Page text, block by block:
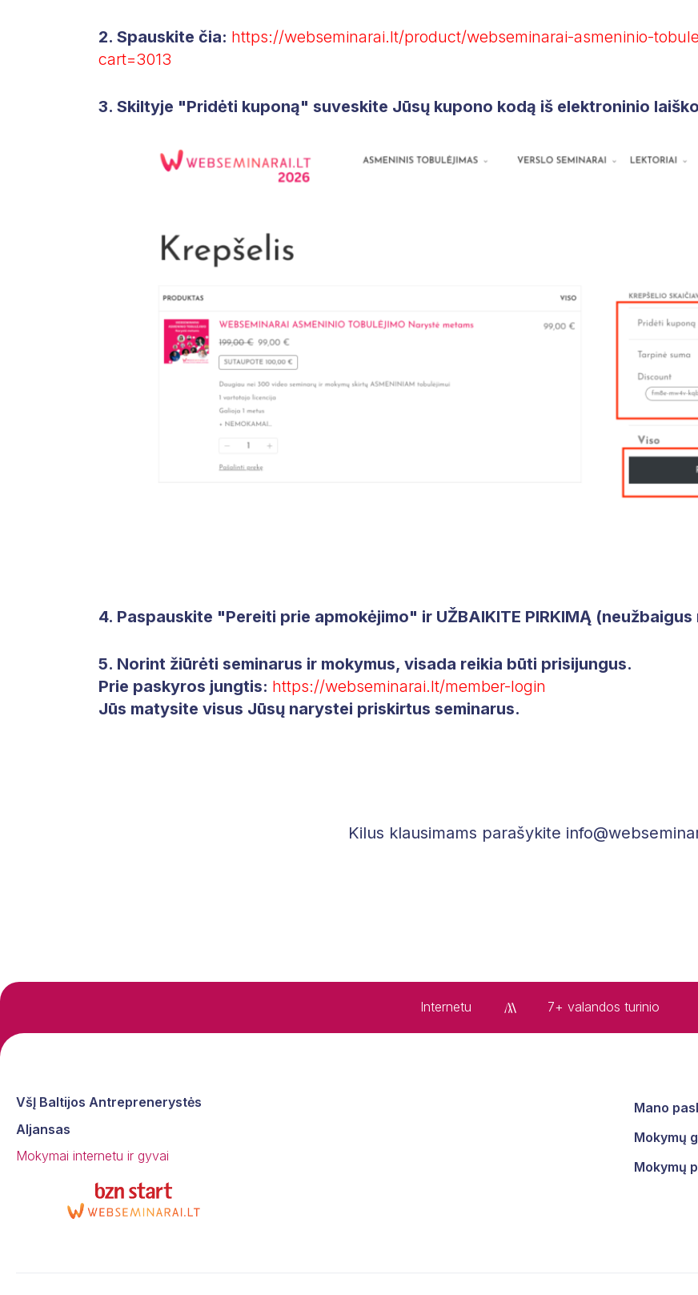
Mes vertiname jūsų privatumą
Siekdami jums suteikti aktualiausią informaciją, prisimindami
jūsų parinktis ir pakartotinius apsilankymus, savo
2. Spauskite čia: https://webseminarai.lt/product/webseminarai-asmeninio-
cart=3013
3. Skiltyje "Pridėti kuponą" suveskite Jūsų kupono kodą iš elektroninio
4. Paspauskite "Pereiti prie apmokėjimo" ir UŽBAIKITE PIRKIMĄ
5. Norint žiūrėti seminarus ir mokymus, visada reikia būti prisijungus.
Prie paskyros jungtis: https://webseminarai.lt/member-login
Jūs matysite visus Jūsų narystei priskirtus seminarus.
Kilus klausimams parašykite
Internetu 7+ valandos turinio
VšĮ Baltijos Antreprenerystės
Aljansas
Mokymai internetu ir gyvai
Mano
Mokymų
Mokymų